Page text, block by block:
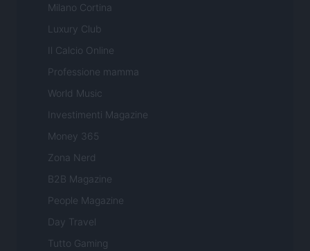
Milano Cortina
Luxury Club
Il Calcio Online
Professione mamma
World Music
Investimenti Magazine
Money 365
Zona Nerd
B2B Magazine
People Magazine
Day Travel
Tutto Gaming